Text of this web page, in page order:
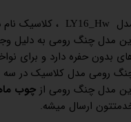
LY16_Hw
، کلاسیک نام دارد و از
مدل چنگ رومی به دلیل
بدون حفره دارد و برای
رومی مدل کلاسیک در سه
مدل چنگ رومی از چوب
ارسال میشه.